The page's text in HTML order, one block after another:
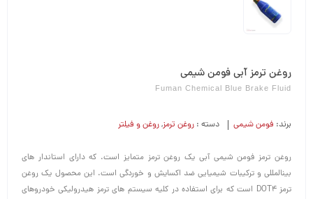
روغن ترمز آبی فومن شیمی
Fuman Chemical Blue Brake Fluid
برند: فومن شیمی دسته : روغن ترمز,روغن و فیلتر
روغن ترمز فومن شیمی آبی یک روغن ترمز متمایز است. که دارای استاندار های
بینالمللی و ترکیبات شیمیایی ضد اکسایش و خوردگی است. این محصول یک روغن
ترمز DOT4 است که برای استفاده در کلیه سیستم های ترمز هیدرولیکی خودروهای